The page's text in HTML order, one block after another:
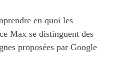
en quoi les
Max se distinguent des
proposées par Google